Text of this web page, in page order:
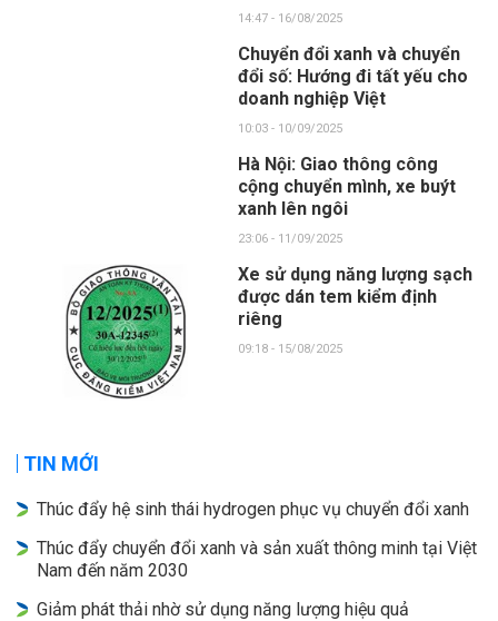
14:47 - 16/08/2025
Chuyển đổi xanh và chuyển
đổi số: Hướng đi tất yếu cho
doanh nghiệp Việt
10:03 - 10/09/2025
Hà Nội: Giao thông công
cộng chuyển mình, xe buýt
xanh lên ngôi
23:06 - 11/09/2025
Xe sử dụng năng lượng sạch
được dán tem kiểm định
riêng
09:18 - 15/08/2025
TIN MỚI
Thúc đẩy hệ sinh thái hydrogen phục vụ chuyển đổi xanh
Thúc đẩy chuyển đổi xanh và sản xuất thông minh tại Việt
Nam đến năm 2030
Giảm phát thải nhờ sử dụng năng lượng hiệu quả